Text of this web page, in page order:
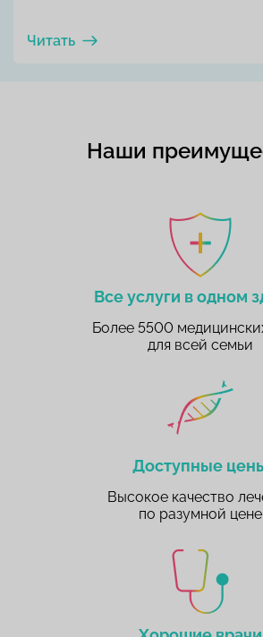
Читать
Наши
Все услуги в одном
Более 5500
для всей семьи
Доступные
Высокое качество
по разумной цене